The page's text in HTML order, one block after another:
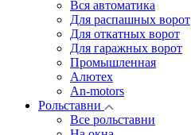
Вся автоматика
Для распашных ворот
Для откатных ворот
Для гаражных ворот
Промышленная
Алютех
An-motors
Рольставни
Все рольставни